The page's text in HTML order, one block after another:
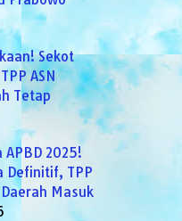
Sekot
ASN
Tetap
APBD 2025!
Definitif, TPP
Masuk